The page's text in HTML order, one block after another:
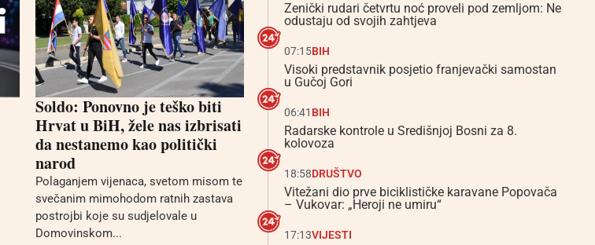
Soldo: Ponovno je teško biti
Hrvat u BiH, žele nas izbrisati
da nestanemo kao politički
narod
Polaganjem vijenaca, svetom misom te
svečanim mimohodom ratnih zastava
postrojbi koje su sudjelovale u
Domovinskom...
Zenički rudari četvrtu noć proveli pod zemljom: Ne
odustaju od svojih zahtjeva
07:15BIH
Visoki predstavnik posjetio franjevački samostan
u Gučoj Gori
06:41 BIH
Radarske kontrole u Središnjoj Bosni za 8.
kolovoza
18:58DRUŠTVO
Vitežani dio prve biciklističke karavane Popovača
– Vukovar: „Heroji ne umiru“
17:13VIJESTI